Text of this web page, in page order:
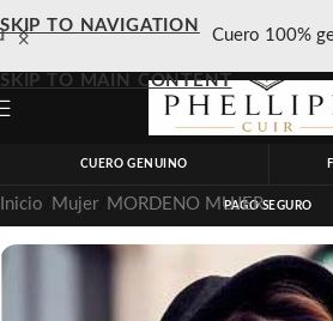
SKIP TO NAVIGATION
SKIP TO MAIN CONTENT
Cuero 100% genuino
CUERO GENUINO
PAGO SEGURO
Inicio Mujer/ MORDENO MUJER